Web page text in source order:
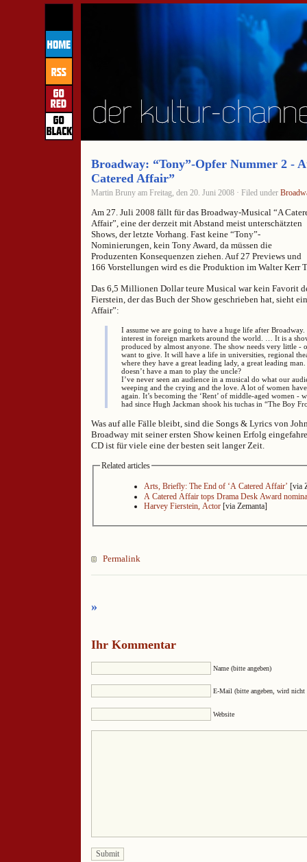
Broadway: “Tony”-Opfer Nummer 2 -
Catered Affair”
Martin Bruny am Freitag, den 20. Juni 2008 · Filed under
Am 27. Juli 2008 fällt für das Broadway-Musical “A
Affair”, eine der derzeit mit Abstand meist unterschätzten
Shows, der letzte Vorhang. Fast keine “Tony”-
Nominierungen, kein Tony Award, da müssen die
Produzenten Konsequenzen ziehen. Auf 27 Previews und
166 Vorstellungen wird es die Produktion im Walter Kerr
Das 6,5 Millionen Dollar teure Musical war kein Favorit
Fierstein, der das Buch der Show geschrieben hat, sieht
Affair”:
I assume we are going to have a huge life after Broadway.
interest in foreign markets around the world. … It is a
produced by almost anyone. The show needs very little -
want to give. It will have a life in universities, regional
where they have a great leading lady, a great leading
doesn’t have a man to play the uncle?
I’ve never seen an audience in a musical do what our
weeping and the crying and the love. A lot of women
again. It’s becoming the ‘Rent’ of middle-aged women -
had since Hugh Jackman shook his tuchas in “The Boy
Was auf alle Fälle bleibt, sind die Songs & Lyrics von
Broadway mit seiner ersten Show keinen Erfolg
CD ist für viele eine der besten seit langer Zeit.
Related articles
Arts, Briefly: The End of ‘A Catered Affair’ [via
A Catered Affair tops Drama Desk Award
Harvey Fierstein, Actor [via Zemanta]
Permalink
»
Ihr Kommentar
Name (bitte angeben)
E-Mail (bitte angeben, wird nicht
Website